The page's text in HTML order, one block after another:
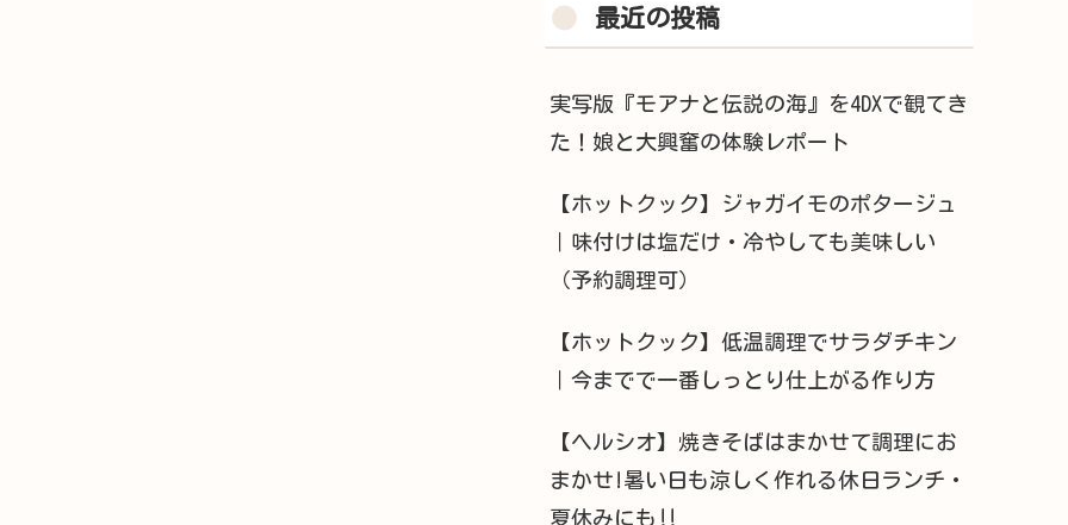
最近の投稿
実写版『モアナと伝説の海』を4DXで観てき
た！娘と大興奮の体験レポート
【ホットクック】ジャガイモのポタージュ
｜味付けは塩だけ・冷やしても美味しい
（予約調理可）
【ホットクック】低温調理でサラダチキン
｜今までで一番しっとり仕上がる作り方
【ヘルシオ】焼きそばはまかせて調理にお
まかせ!暑い日も涼しく作れる休日ランチ・
夏休みにも‼︎